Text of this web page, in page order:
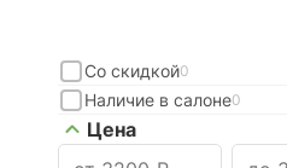
Со скидкой0
Наличие в салоне0
Цена